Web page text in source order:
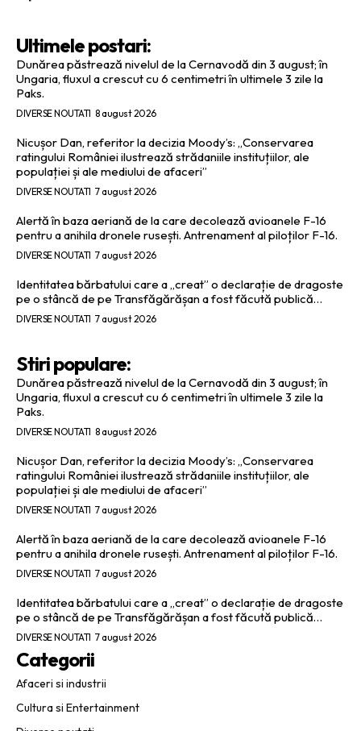
Ultimele postari:
Dunărea păstrează nivelul de la Cernavodă din 3 august; în
Ungaria, fluxul a crescut cu 6 centimetri în ultimele 3 zile la
Paks.
DIVERSE NOUTATI 8 august 2026
Nicușor Dan, referitor la decizia Moody’s: „Conservarea
ratingului României ilustrează strădaniile instituțiilor, ale
populației și ale mediului de afaceri”
DIVERSE NOUTATI 7 august 2026
Alertă în baza aeriană de la care decolează avioanele F-16
pentru a anihila dronele rusești. Antrenament al piloților F-16.
DIVERSE NOUTATI 7 august 2026
Identitatea bărbatului care a „creat” o declarație de dragoste
pe o stâncă de pe Transfăgărășan a fost făcută publică…
DIVERSE NOUTATI 7 august 2026
Stiri populare:
Dunărea păstrează nivelul de la Cernavodă din 3 august; în
Ungaria, fluxul a crescut cu 6 centimetri în ultimele 3 zile la
Paks.
DIVERSE NOUTATI 8 august 2026
Nicușor Dan, referitor la decizia Moody’s: „Conservarea
ratingului României ilustrează strădaniile instituțiilor, ale
populației și ale mediului de afaceri”
DIVERSE NOUTATI 7 august 2026
Alertă în baza aeriană de la care decolează avioanele F-16
pentru a anihila dronele rusești. Antrenament al piloților F-16.
DIVERSE NOUTATI 7 august 2026
Identitatea bărbatului care a „creat” o declarație de dragoste
pe o stâncă de pe Transfăgărășan a fost făcută publică…
DIVERSE NOUTATI 7 august 2026
Categorii
Afaceri si industrii
Cultura si Entertainment